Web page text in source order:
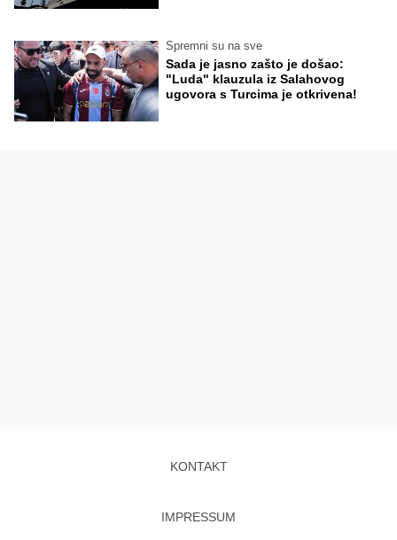
Spremni su na sve
Sada je jasno zašto je došao:
"Luda" klauzula iz Salahovog
ugovora s Turcima je otkrivena!
KONTAKT
IMPRESSUM